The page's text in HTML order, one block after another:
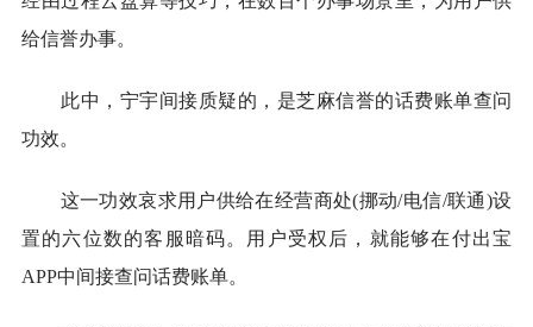
给信誉办事。
此中，宁宇间接质疑的，是芝麻信誉的话费账单查问
功效。
这一功效哀求用户供给在经营商处(挪动/电信/联通)设
置的六位数的客服暗码。用户受权后，就能够在付出宝
APP中间接查问话费账单。